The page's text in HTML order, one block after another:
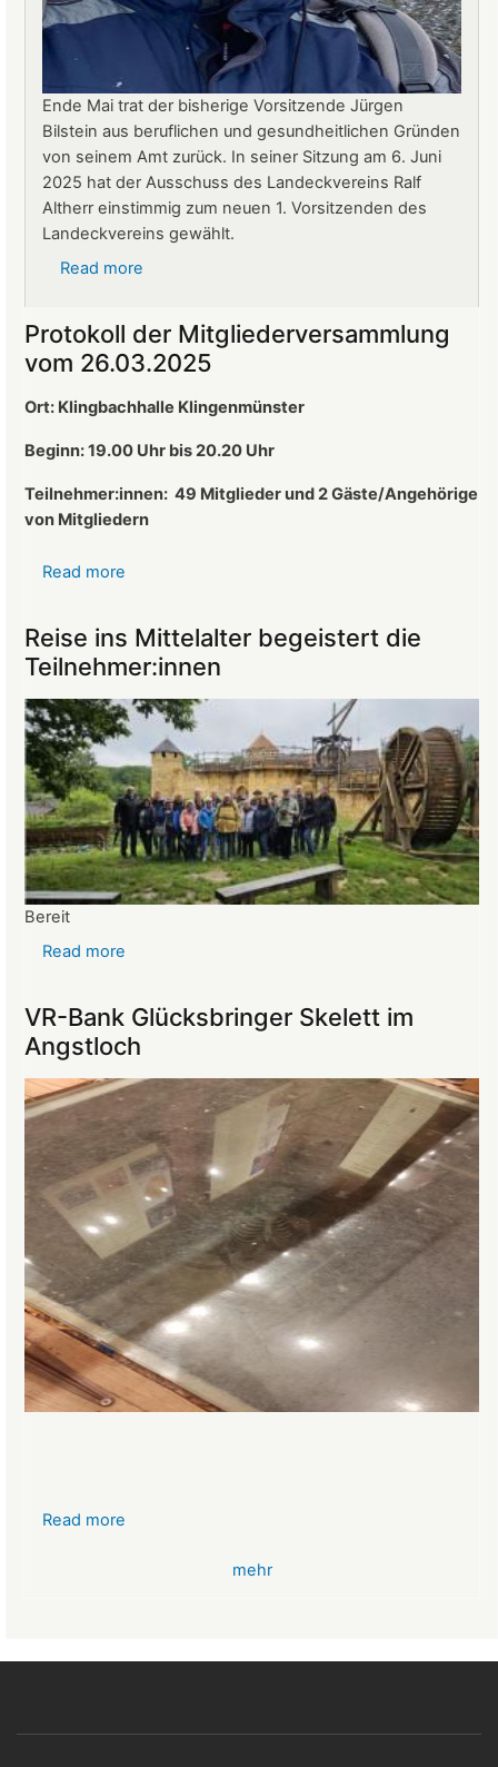
Ende Mai trat der bisherige Vorsitzende Jürgen
Bilstein aus beruflichen und gesundheitlichen Gründen
von seinem Amt zurück. In seiner Sitzung am 6. Juni
2025 hat der Ausschuss des Landeckvereins Ralf
Altherr einstimmig zum neuen 1. Vorsitzenden des
Landeckvereins gewählt.
Read more
ist
neuer
Vorsitzender
des
Protokoll der Mitgliederversammlung
vom 26.03.2025
Ort: Klingbachhalle Klingenmünster
Beginn: 19.00 Uhr bis 20.20 Uhr
Teilnehmer:innen: 49 Mitglieder und 2 Gäste/Angehörige
von Mitgliedern
Read more
Mitgliederversammlung
vom
26.03.2025
Reise ins Mittelalter begeistert die
Teilnehmer:innen
Bereit
Read more
Mittelalter
begeistert
die
Teilnehmer:innen
VR-Bank Glücksbringer Skelett im
Angstloch
Read more
mehr